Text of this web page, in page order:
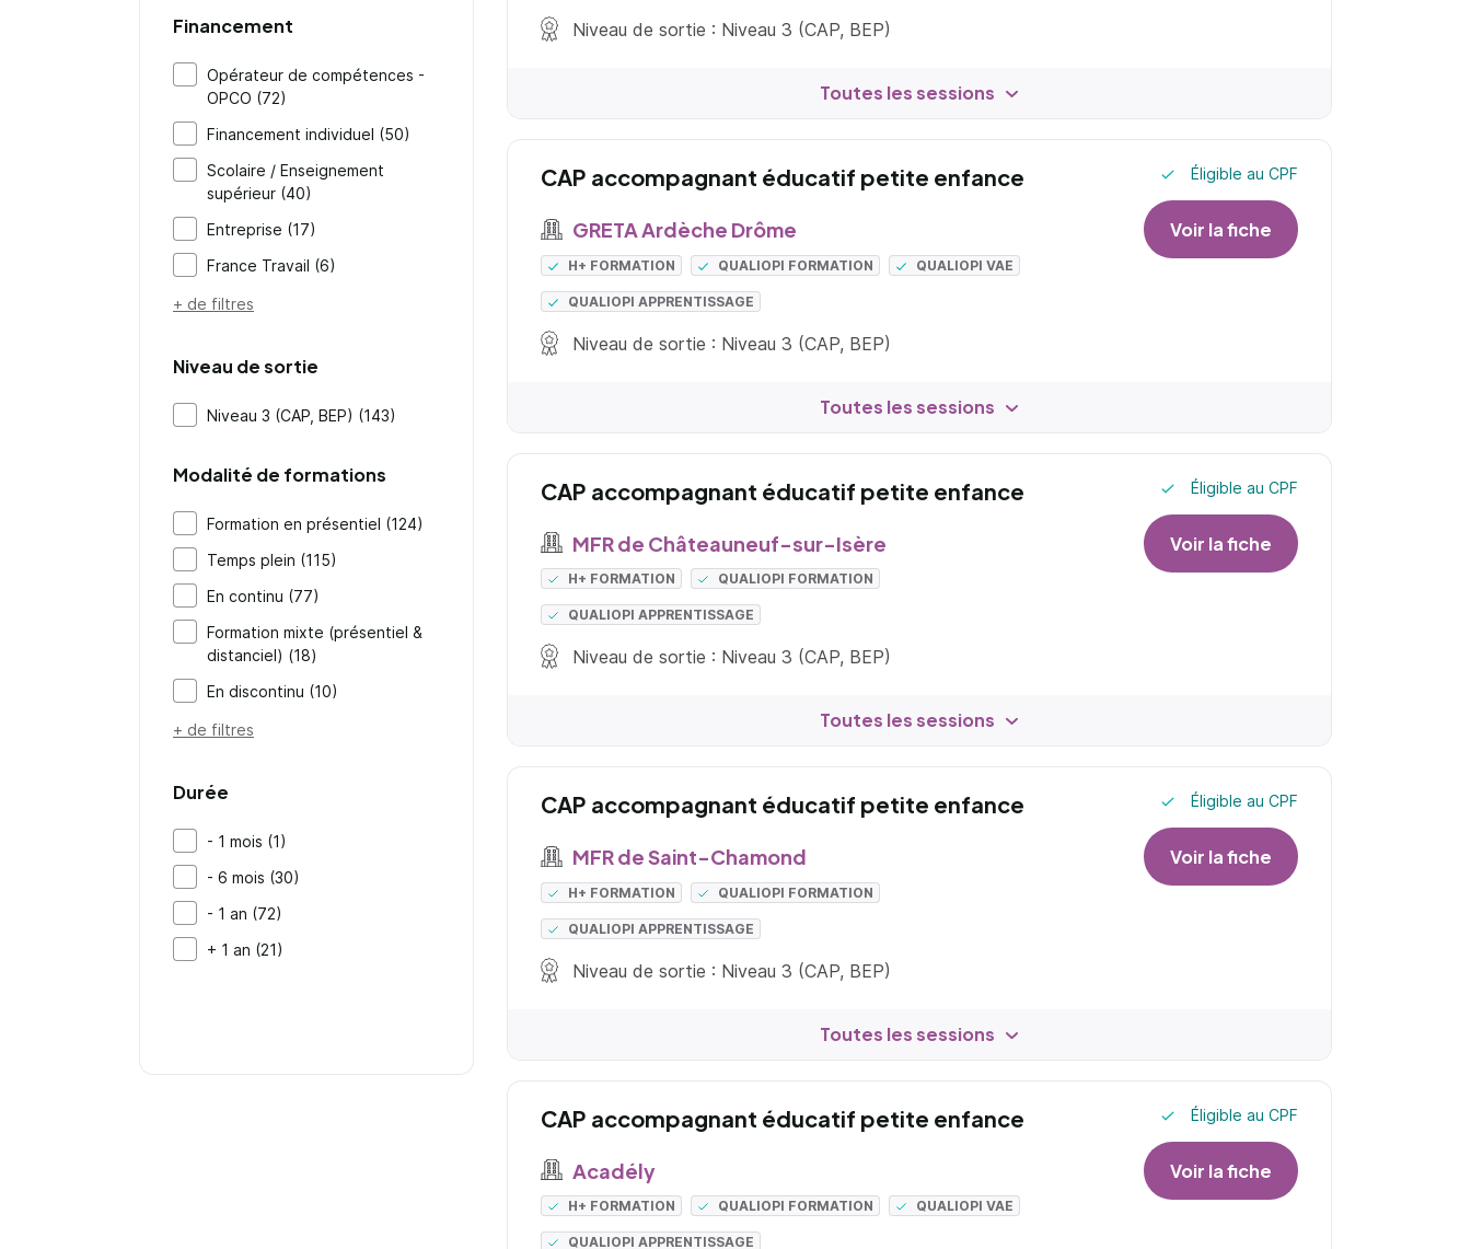
Financement
Opérateur de compétences -
OPCO (72)
Financement individuel (50)
Scolaire / Enseignement
supérieur (40)
Entreprise (17)
France Travail (6)
+ de filtres
Niveau de sortie
Niveau 3 (CAP, BEP) (143)
Modalité de formations
Formation en présentiel (124)
Temps plein (115)
En continu (77)
Formation mixte (présentiel &
distanciel) (18)
En discontinu (10)
+ de filtres
Durée
- 1 mois (1)
- 6 mois (30)
- 1 an (72)
+ 1 an (21)
Niveau de sortie : Niveau 3 (CAP, BEP)
Toutes les sessions
CAP accompagnant éducatif petite enfance
GRETA Ardèche Drôme
H+ FORMATION QUALIOPI FORMATION QUALIOPI VAE
QUALIOPI APPRENTISSAGE
Niveau de sortie : Niveau 3 (CAP, BEP)
Éligible au CPF
Voir la fiche
Toutes les sessions
CAP accompagnant éducatif petite enfance
MFR de Châteauneuf-sur-Isère
H+ FORMATION QUALIOPI FORMATION
QUALIOPI APPRENTISSAGE
Niveau de sortie : Niveau 3 (CAP, BEP)
Éligible au CPF
Voir la fiche
Toutes les sessions
CAP accompagnant éducatif petite enfance
MFR de Saint-Chamond
H+ FORMATION QUALIOPI FORMATION
QUALIOPI APPRENTISSAGE
Niveau de sortie : Niveau 3 (CAP, BEP)
Éligible au CPF
Voir la fiche
Toutes les sessions
CAP accompagnant éducatif petite enfance
Acadély
H+ FORMATION QUALIOPI FORMATION QUALIOPI VAE
QUALIOPI APPRENTISSAGE
Éligible au CPF
Voir la fiche